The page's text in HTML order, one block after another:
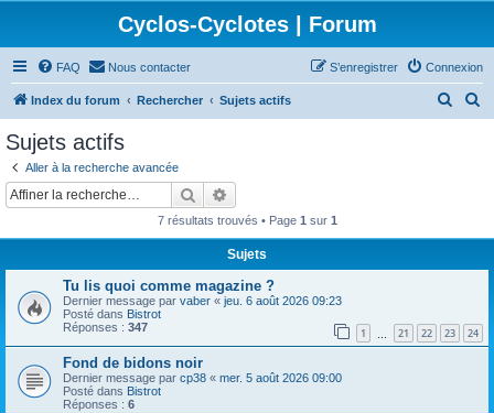
Cyclos-Cyclotes | Forum
FAQ Nous contacter Connexion
S’enregistrer
Index du forum Rechercher Sujets actifs
r
Sujets actifs
Aller à la recherche avancée
Rechercher
7 résultats trouvés • Page 1 sur 1
Sujets
Tu lis quoi comme magazine ?
Dernier message par vaber « jeu. 6 août 2026 09:23
Posté dans Bistrot
Réponses : 347 1 21 22 23 24
Fond de bidons noir
Dernier message par cp38 « mer. 5 août 2026 09:00
Posté dans Bistrot
Réponses : 6